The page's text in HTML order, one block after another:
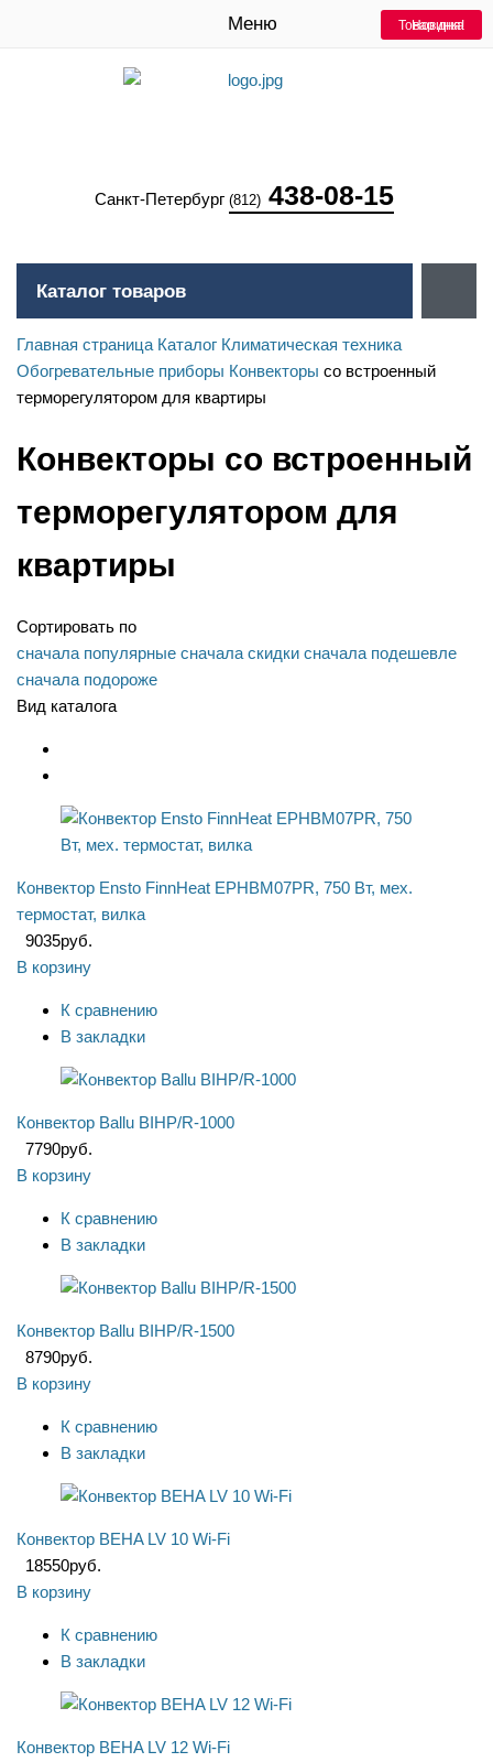
Меню
Санкт-Петербург (812) 438-08-15
Каталог товаров
Главная страница Каталог Климатическая техника
Обогревательные приборы Конвекторы со встроенный
терморегулятором для квартиры
Конвекторы со встроенный
терморегулятором для
квартиры
Сортировать по
сначала популярные сначала скидки сначала подешевле
сначала подороже
Вид каталога
Товар дня!
Конвектор Ensto FinnHeat EPHBM07PR, 750 Вт, мех.
термостат, вилка
9035руб.
В корзину
К сравнению
В закладки
Конвектор Ballu BIHP/R-1000
7790руб.
В корзину
К сравнению
В закладки
Конвектор Ballu BIHP/R-1500
8790руб.
В корзину
К сравнению
В закладки
Конвектор BEHA LV 10 Wi-Fi
18550руб.
В корзину
К сравнению
В закладки
Конвектор BEHA LV 12 Wi-Fi
Новинка